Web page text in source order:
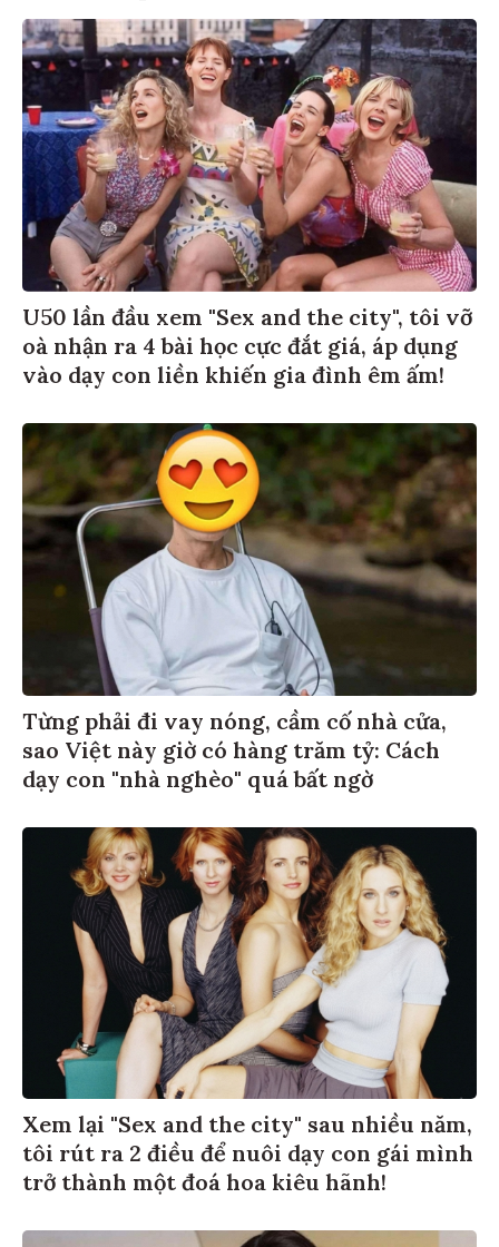
U50 lần đầu xem "Sex and the city", tôi vỡ
oà nhận ra 4 bài học cực đắt giá, áp dụng
vào dạy con liền khiến gia đình êm ấm!
Từng phải đi vay nóng, cầm cố nhà cửa,
sao Việt này giờ có hàng trăm tỷ: Cách
dạy con "nhà nghèo" quá bất ngờ
Xem lại "Sex and the city" sau nhiều năm,
tôi rút ra 2 điều để nuôi dạy con gái mình
trở thành một đoá hoa kiêu hãnh!